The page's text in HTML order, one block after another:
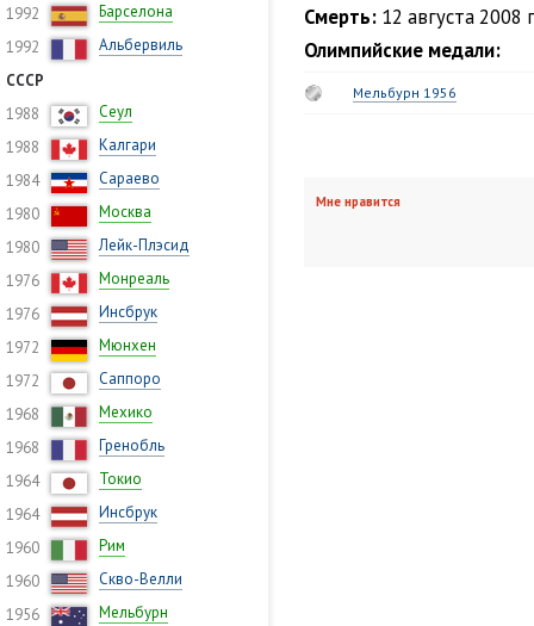
1992
Барселона
1992
Альбервиль
СССР
1988
Сеул
1988
Калгари
1984
Сараево
1980
Москва
1980
Лейк-Плэсид
1976
Монреаль
1976
Инсбрук
1972
Мюнхен
1972
Саппоро
1968
Мехико
1968
Гренобль
1964
Токио
1964
Инсбрук
1960
Рим
1960
Скво-Велли
1956
Мельбурн
Смерть: 12 августа 2008
Олимпийские медали:
Мельбурн 1956
Мне нравится